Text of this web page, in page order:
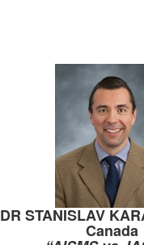
DR STANISLAV
Canada